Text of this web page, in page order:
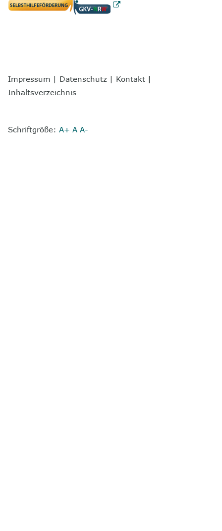
Impressum | Datenschutz | Kontakt |
Inhaltsverzeichnis
Schriftgröße: A+ A A-